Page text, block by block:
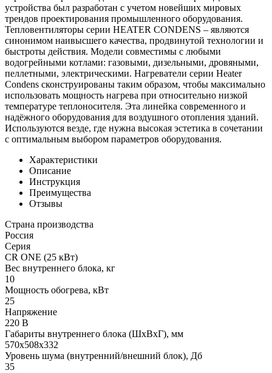
устройства был разработан с учетом новейших мировых
трендов проектирования промышленного оборудования.
Тепловентиляторы серии HEATER CONDENS – являются
синонимом наивысшего качества, продвинутой технологии и
быстроты действия. Модели совместимы с любыми
водогрейными котлами: газовыми, дизельными, дровяными,
пеллетными, электрическими. Нагреватели серии Heater
Condens сконструированы таким образом, чтобы максимально
использовать мощность нагрева при относительно низкой
температуре теплоносителя. Эта линейка современного и
надёжного оборудования для воздушного отопления зданий.
Используются везде, где нужна высокая эстетика в сочетании
с оптимальным выбором параметров оборудования.
Характеристики
Описание
Инструкция
Преимущества
Отзывы
Страна производства
Россия
Серия
CR ONE (25 кВт)
Вес внутреннего блока, кг
10
Мощность обогрева, кВт
25
Напряжение
220 В
Габариты внутреннего блока (ШхВхГ), мм
570х508х332
Уровень шума (внутренний/внешний блок), Дб
35